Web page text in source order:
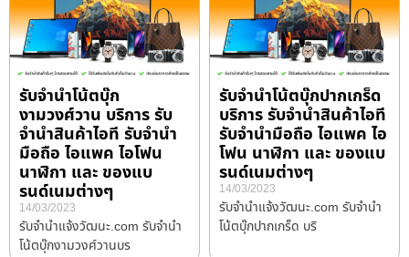
รับจำนำโน้ตบุ๊ก
งามวงศ์วาน บริการ รับ
จำนำสินค้าไอที รับจำนำ
มือถือ ไอแพค ไอโฟน
นาฬิกา และ ของแบ
รนด์เนมต่างๆ
14/03/2023
รับจํานําแจ้งวัฒนะ.com รับจำนำ
โน้ตบุ๊กงามวงศ์วานบร
รับจำนำโน้ตบุ๊กปากเกร็ด
บริการ รับจำนำสินค้าไอที
รับจำนำมือถือ ไอแพค ไอ
โฟน นาฬิกา และ ของแบ
รนด์เนมต่างๆ
14/03/2023
รับจํานําแจ้งวัฒนะ.com รับจำนำ
โน้ตบุ๊กปากเกร็ด บริ